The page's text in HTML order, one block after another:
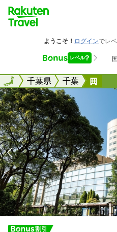
全国千葉県 千葉
全国